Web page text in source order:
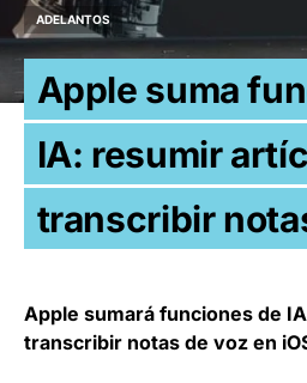
ADELANTOS
Apple suma
IA: resumir
transcribir
Apple sumará funciones de
transcribir notas de voz en